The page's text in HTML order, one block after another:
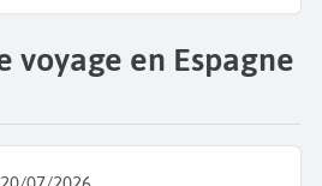
voyage en Espagne